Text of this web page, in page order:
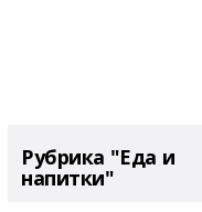
Рубрика "Еда и
напитки"